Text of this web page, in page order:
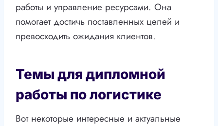
работы и управление ресурсами. Она
помогает достичь поставленных целей и
превосходить ожидания клиентов.
Темы для дипломной
работы по логистике
Вот некоторые интересные и актуальные